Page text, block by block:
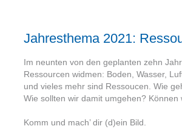
Jahresthema 2021:
Im neunten von den geplanten zehn
Ressourcen widmen: Boden, Wasser,
und vieles mehr sind Ressoucen. Wie
Wie sollten wir damit umgehen?
Komm und mach’ dir (d)ein Bild.